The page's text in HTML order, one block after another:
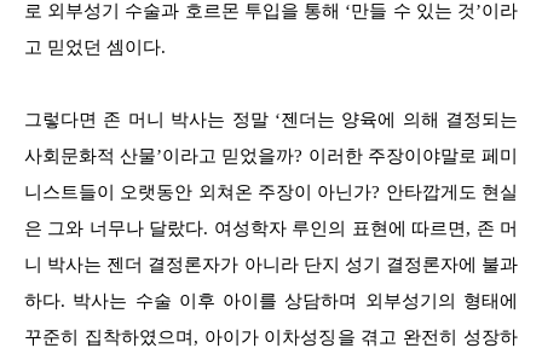
로 외부성기 수술과 호르몬 투입을 통해 ‘만들 수 있는 것’이라
고 믿었던 셈이다.
그렇다면 존 머니 박사는 정말 ‘젠더는 양육에 의해 결정되는
사회문화적 산물’이라고 믿었을까? 이러한 주장이야말로 페미
니스트들이 오랫동안 외쳐온 주장이 아닌가? 안타깝게도 현실
은 그와 너무나 달랐다. 여성학자 루인의 표현에 따르면, 존 머
니 박사는 젠더 결정론자가 아니라 단지 성기 결정론자에 불과
하다. 박사는 수술 이후 아이를 상담하며 외부성기의 형태에
꾸준히 집착하였으며, 아이가 이차성징을 겪고 완전히 성장하